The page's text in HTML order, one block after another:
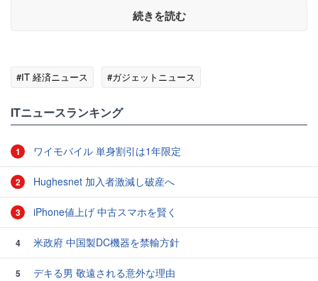
続きを読む
#IT 経済ニュース #ガジェットニュース
ITニュースランキング
1 ワイモバイル 単身割引は1年限定
2 Hughesnet 加入者激減し破産へ
3 iPhone値上げ 中古スマホを賢く
4 米政府 中国製DC機器を禁輸方針
5
デキる男 敬遠される意外な理由